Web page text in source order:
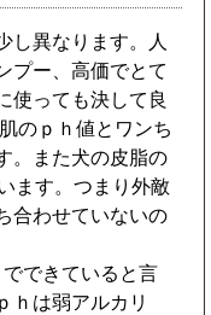
し異なります。人
プー、高価でとて
使っても決して良
のｐｈ値とワンち
。また犬の皮脂の
ます。つまり外敵
合わせていないの
できていると言
ｈは弱アルカリ